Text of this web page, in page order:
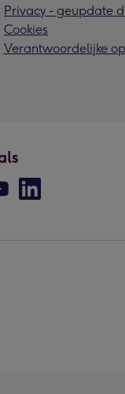
Privacy - geupdate
Cookies
Verantwoordelijke